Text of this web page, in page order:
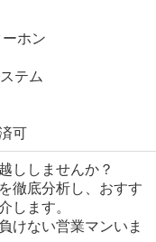
ホン
テム
可
ししませんか？
徹底分析し、おすす
します。
けない営業マンいま